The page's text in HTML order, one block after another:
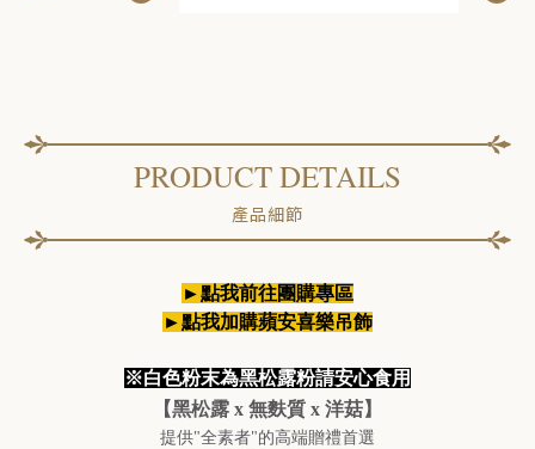
PRODUCT DETAILS
產品細節
►點我前往團購專區
►點我加購蘋安喜樂吊飾
※白色粉末為黑松露粉請安心食用
【黑松露 x 無麩質 x 洋菇】
提供"全素者"的高端贈禮首選